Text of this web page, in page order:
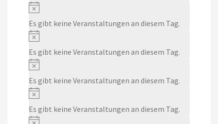
Es gibt keine Veranstaltungen an diesem Tag.
Es gibt keine Veranstaltungen an diesem Tag.
Es gibt keine Veranstaltungen an diesem Tag.
Es gibt keine Veranstaltungen an diesem Tag.